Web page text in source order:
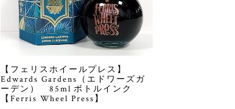
【フェリスホイールプレス】
Edwards Gardens（エドワーズガ
ーデン） 85ml ボトルインク
【Ferris Wheel Press】